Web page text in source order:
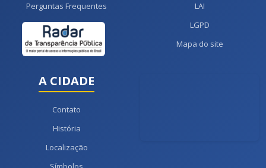
Perguntas Frequentes
LAI
LGPD
Mapa do site
A CIDADE
Contato
História
Localização